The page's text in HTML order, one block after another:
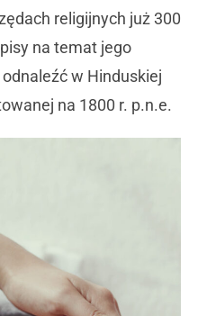
religijnych już 300
na temat jego
w Hinduskiej
na 1800 r. p.n.e.